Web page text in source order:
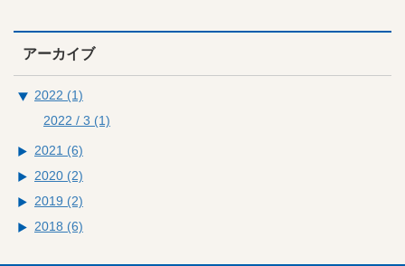
アーカイブ
2022 (1)
2022 / 3 (1)
2021 (6)
2020 (2)
2019 (2)
2018 (6)